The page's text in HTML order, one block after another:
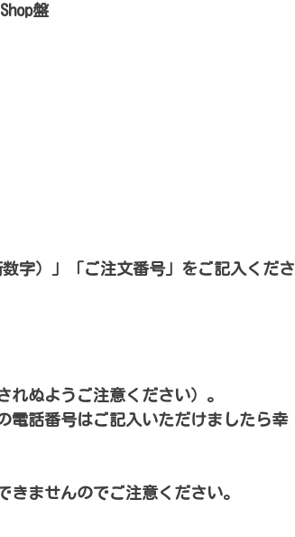
盤
字）」「ご注文番号」をご記入くださ
ぬようご注意ください）。
話番号はご記入いただけましたら幸
ませんのでご注意ください。